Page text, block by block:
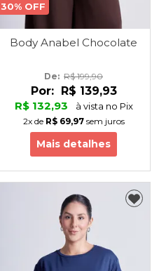
30% OFF
Body Anabel Chocolate
De: R$ 199,90
Por:
R$ 139,93
R$ 132,93
à vista no Pix
2xde R$ 69,97sem juros
Mais detalhes